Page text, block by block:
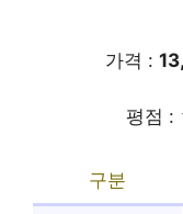
가격 :
평점 :
구분